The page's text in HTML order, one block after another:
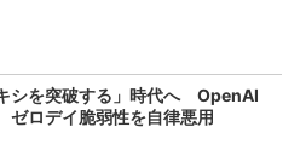
シを突破する」時代へ OpenAI
ゼロデイ脆弱性を自律悪用